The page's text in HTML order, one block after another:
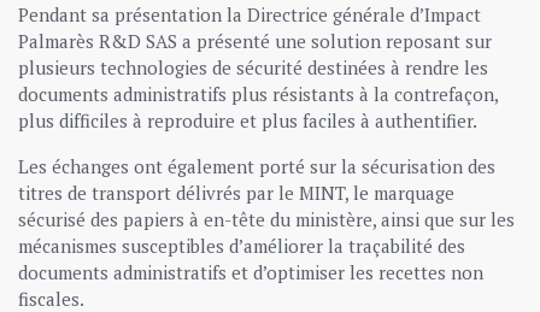
Pendant sa présentation la Directrice générale d’Impact
Palmarès R&D SAS a présenté une solution reposant sur
plusieurs technologies de sécurité destinées à rendre les
documents administratifs plus résistants à la contrefaçon,
plus difficiles à reproduire et plus faciles à authentifier.
Les échanges ont également porté sur la sécurisation des
titres de transport délivrés par le MINT, le marquage
sécurisé des papiers à en-tête du ministère, ainsi que sur les
mécanismes susceptibles d’améliorer la traçabilité des
documents administratifs et d’optimiser les recettes non
fiscales.